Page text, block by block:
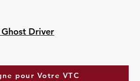
Driver
pour Votre VTC